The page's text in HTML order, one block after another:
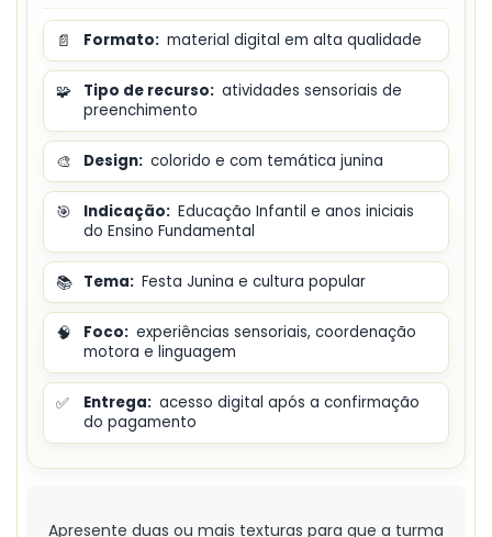
📄 Formato: material digital em alta qualidade
🧩 Tipo de recurso: atividades sensoriais de
preenchimento
🎨 Design: colorido e com temática junina
🎯 Indicação: Educação Infantil e anos iniciais
do Ensino Fundamental
📚 Tema: Festa Junina e cultura popular
🧠 Foco: experiências sensoriais, coordenação
motora e linguagem
✅ Entrega: acesso digital após a confirmação
do pagamento
Apresente duas ou mais texturas para que a turma